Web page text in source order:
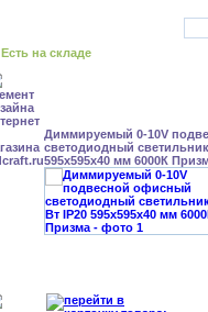
Есть на складе
Диммируемый 0-10V
светодиодный
595x595x40 мм 6000К